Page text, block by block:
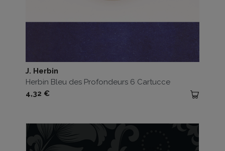
J. Herbin
Herbin Bleu des Profondeurs 6 Cartucce
Prezzo
4,32 €